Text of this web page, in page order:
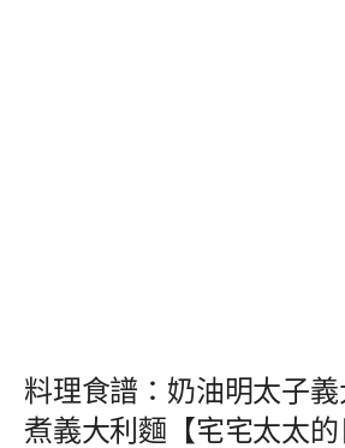
料理食譜：奶油明太子
煮義大利麵【宅宅太太的